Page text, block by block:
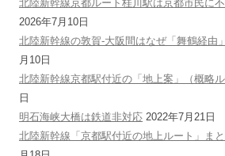
北陸新幹線京都ルート桂川駅は京都市民に
2026年7月10日
北陸新幹線の敦賀-大阪間はなぜ「舞鶴経由
月10日
北陸新幹線京都駅付近の「地上案」（概略ル
日
明石海峡大橋は鉄道非対応 2022年7月21日
北陸新幹線「京都駅付近の地上ルート」ま